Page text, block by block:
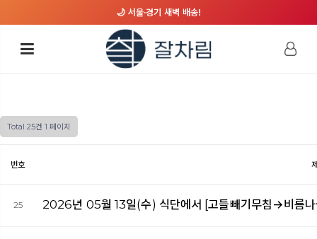
🌙 서울·경기 새벽 배송!
Total 25건 1 페이지
번호
25 2026년 05월 13일(수) 식단에서 [고들빼기무침→비름나